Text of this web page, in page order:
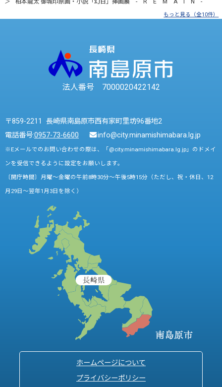
柏本龍太 御城印原画・小説「幻日」挿画展 - R E M A I N -
もっと見る（全10件）
法人番号 7000020422142
〒859-2211 長崎県南島原市西有家町里坊96番地2
電話番号:0957-73-6600 info@city.minamishimabara.lg.jp
※Eメールでのお問い合わせの際は、「@city.minamishimabara.lg.jp」のドメイ
ンを受信できるように設定をお願いします。
〔開庁時間〕月曜～金曜の午前8時30分～午後5時15分（ただし、祝・休日、12
月29日～翌年1月3日を除く）
ホームページについて
プライバシーポリシー